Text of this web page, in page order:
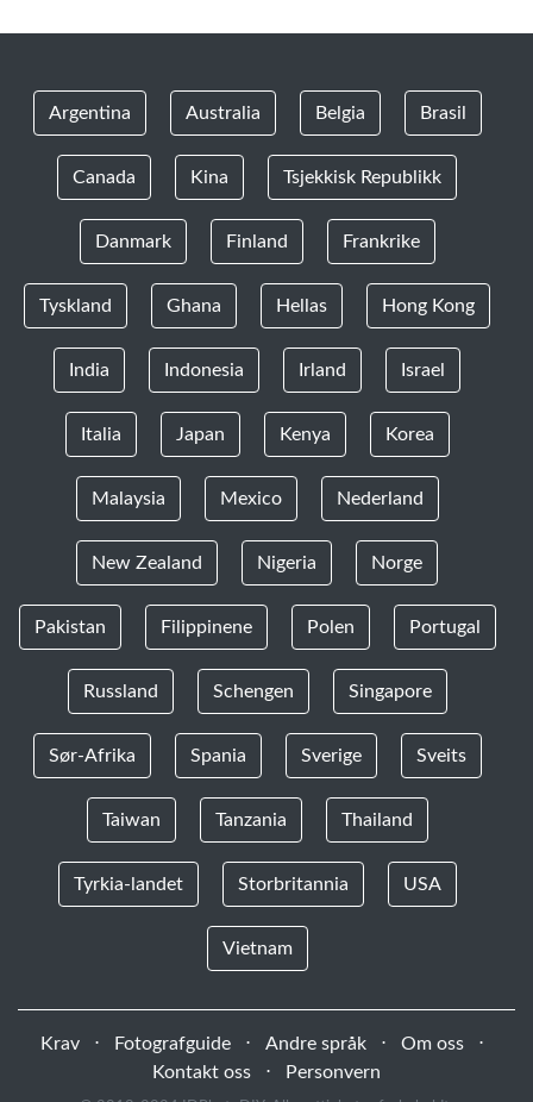
Argentina Australia Belgia Brasil
Canada Kina Tsjekkisk Republikk
Danmark Finland Frankrike
Tyskland Ghana Hellas Hong Kong
India Indonesia Irland Israel
Italia Japan Kenya Korea
Malaysia Mexico Nederland
New Zealand Nigeria Norge
Pakistan Filippinene Polen Portugal
Russland Schengen Singapore
Sør-Afrika Spania Sverige Sveits
Taiwan Tanzania Thailand
Tyrkia-landet Storbritannia USA
Vietnam
Krav ⋅ Fotografguide ⋅ Andre språk ⋅ Om oss
⋅
Kontakt oss
⋅ Personvern